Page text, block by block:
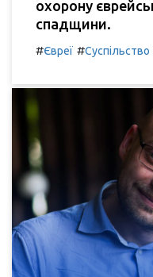
охорону
спадщини.
#Євреї #Суспільство